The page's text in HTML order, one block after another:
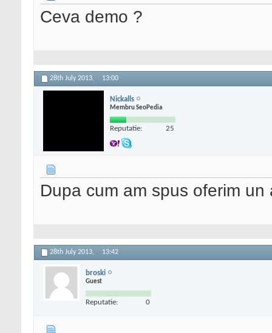
Ceva demo ?
28th July 2013, 13:00
Nickalls
Membru SeoPedia
Reputatie: 25
Dupa cum am spus oferim un
28th July 2013, 13:42
broski
Guest
Reputatie: 0